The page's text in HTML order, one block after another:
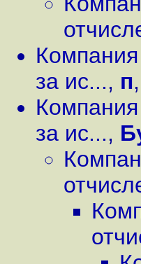
за ис..., п,
за ис...,